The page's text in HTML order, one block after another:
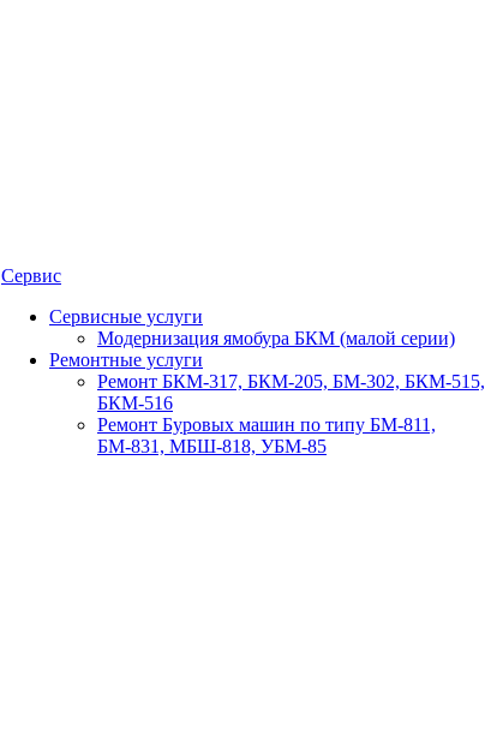
Сервис
Сервисные услуги
Модернизация ямобура БКМ (малой серии)
Ремонтные услуги
Ремонт БКМ-317, БКМ-205, БМ-302, БКМ-515,
БКМ-516
Ремонт Буровых машин по типу БМ-811,
БМ-831, МБШ-818, УБМ-85